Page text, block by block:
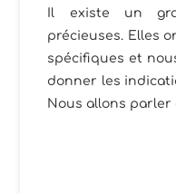
Il existe un
précieuses. Elles
spécifiques et
donner les
Nous allons parler